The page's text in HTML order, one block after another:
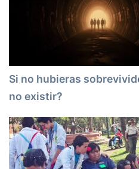
Si no hubieras
no existir?